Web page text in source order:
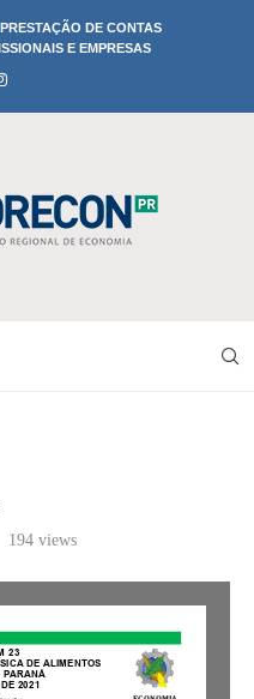
DE CONTAS
E EMPRESAS
194 views